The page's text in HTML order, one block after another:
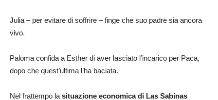
Julia – per evitare di soffrire – finge che suo padre sia ancora
vivo.
Paloma confida a Esther di aver lasciato l’incarico per Paca,
dopo che quest’ultima l’ha baciata.
Nel frattempo la situazione economica di Las Sabinas